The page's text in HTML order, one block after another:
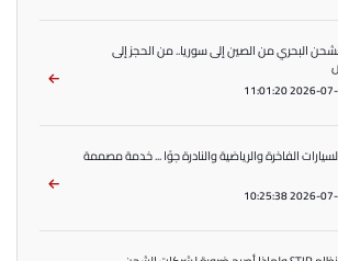
البحري من الصين إلى سوريا.. من الحجز إلى
2026-07-18
الفاخرة والرياضية والنادرة جوًا ... خدمة مصممة
2026-07-14